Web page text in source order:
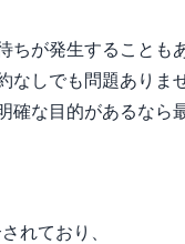
ちが発生することも
なしでも問題ありま
確な目的があるなら
れており、